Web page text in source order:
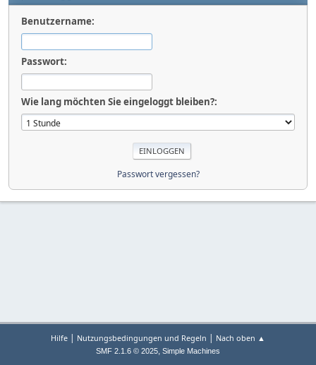
Benutzername:
Passwort:
Wie lang möchten Sie eingeloggt bleiben?:
Passwort vergessen?
Hilfe | Nutzungsbedingungen und Regeln | Nach oben ▲
SMF 2.1.6 © 2025, Simple Machines